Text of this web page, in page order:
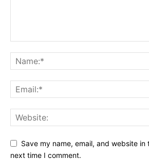
Save my name, email, and website
next time I comment.